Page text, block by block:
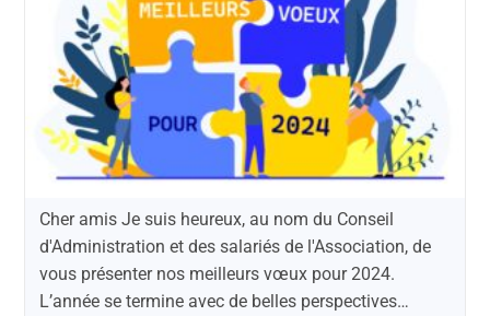
Cher amis Je suis heureux, au nom du Conseil
d'Administration et des salariés de l'Association, de
vous présenter nos meilleurs vœux pour 2024.
L’année se termine avec de belles perspectives…